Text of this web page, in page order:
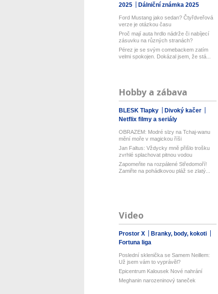
2025
Dálniční známka 2025
Ford Mustang jako sedan? Čtyřdveřová
verze je otázkou času
Proč mají auta hrdlo nádrže či nabíjecí
zásuvku na různých stranách?
Pérez je se svým comebackem zatím
velmi spokojen. Dokázal jsem, že stá...
Hobby a zábava
BLESK Tlapky
Divoký kačer
Netflix filmy a seriály
OBRAZEM: Modré slzy na Tchaj-wanu
mění moře v magickou říši
Jan Faltus: Vždycky mně přišlo trošku
zvrhlé splachovat pitnou vodou
Zapomeňte na rozpálené Středomoří!
Zamiřte na pohádkovou pláž se zlatý...
Video
Prostor X
Branky, body, kokoti
Fortuna liga
Poslední sklenička se Samem Neillem:
Už jsem vám to vyprávěl?
Epicentrum Kalousek Nové nahrání
Meghanin narozeninový taneček